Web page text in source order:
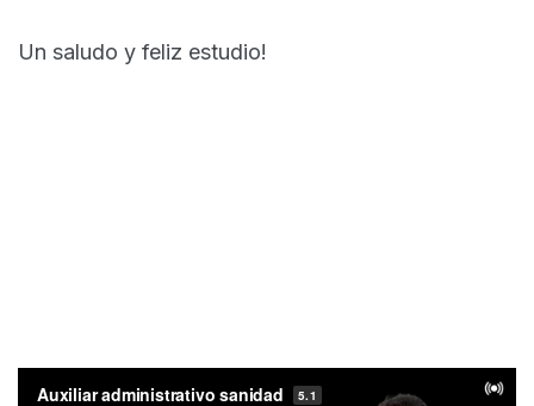
Un saludo y feliz estudio!